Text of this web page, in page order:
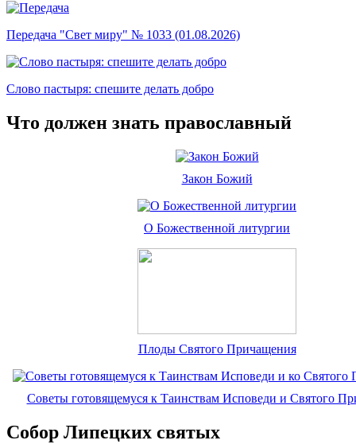
Передача "Свет миру" № 1033 (01.08.2026)
Слово пастыря: спешите делать добро
Что должен знать православный
Закон Божий
О Божественной литургии
Плоды Святого Причащения
Советы готовящемуся к Таинствам Исповеди и Святого
Собор Липецких святых